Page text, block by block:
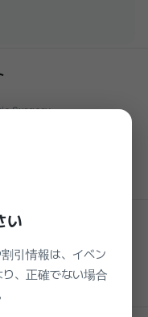
Surgery
Surgery
隠し(奥二重)
い
引情報は、イベン
、正確でない場合